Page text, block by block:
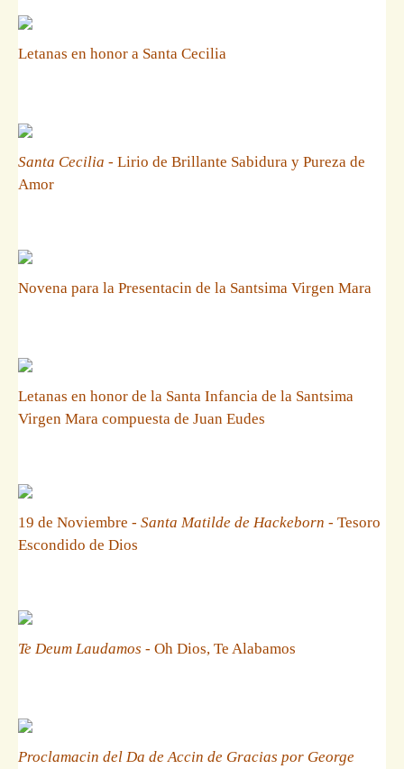
Letanas en honor a Santa Cecilia
Santa Cecilia - Lirio de Brillante Sabidura y Pureza de
Amor
Novena para la Presentacin de la Santsima Virgen Mara
Letanas en honor de la Santa Infancia de la Santsima
Virgen Mara compuesta de Juan Eudes
19 de Noviembre - Santa Matilde de Hackeborn - Tesoro
Escondido de Dios
Te Deum Laudamos - Oh Dios, Te Alabamos
Proclamacin del Da de Accin de Gracias por George